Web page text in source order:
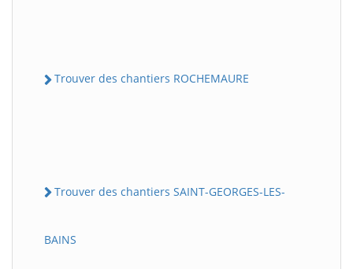
Trouver des chantiers ROCHEMAURE
Trouver des chantiers SAINT-GEORGES-LES-
BAINS